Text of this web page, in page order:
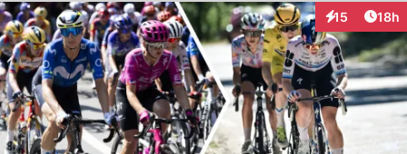
15
Interaktionen
18h